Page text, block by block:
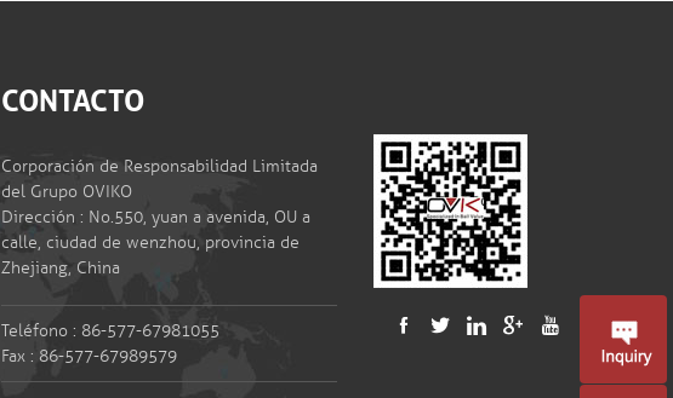
CONTACTO
Corporación de Responsabilidad Limitada
del Grupo OVIKO
Dirección : No.550, yuan a avenida, OU a
calle, ciudad de wenzhou, provincia de
Zhejiang, China
Teléfono : 86-577-67981055
Fax : 86-577-67989579